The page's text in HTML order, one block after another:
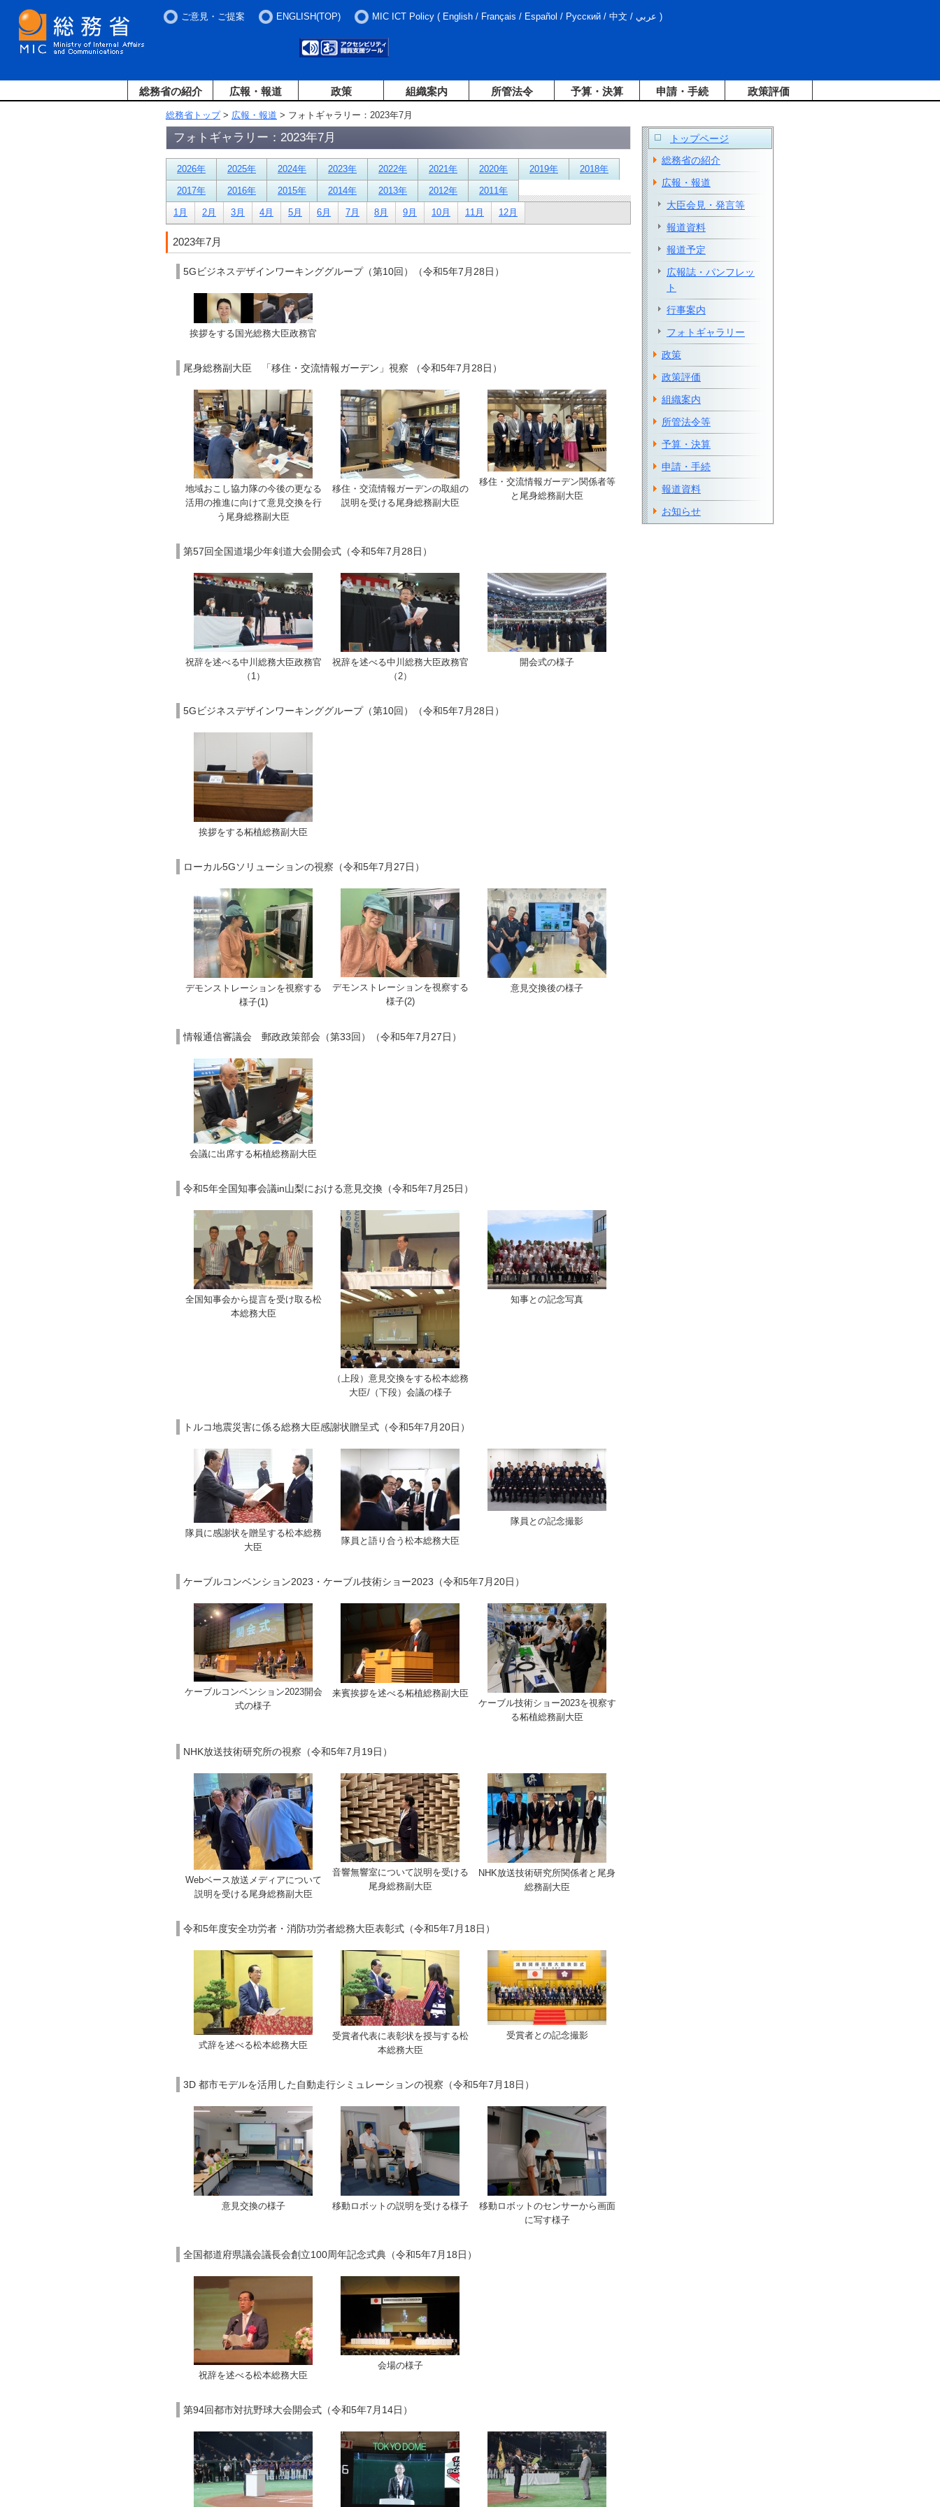
ご意見・ご提案 ENGLISH(TOP) MIC ICT Policy ( English / Français / Español / Русский / 中文 / عربي )
総務省の紹介 広報・報道 政策 組織案内 所管法令 予算・決算 申請・手続 政策評価
総務省トップ> 広報・報道 > フォトギャラリー：2023年7月
フォトギャラリー：2023年7月
2026年 2025年 2024年 2023年 2022年 2021年 2020年 2019年 2018年
2017年 2016年 2015年 2014年 2013年 2012年 2011年
1月 2月 3月 4月 5月 6月 7月 8月 9月 10月 11月 12月
2023年7月
5Gビジネスデザインワーキンググループ（第10回）（令和5年7月28日）
挨拶をする国光総務大臣政務官
尾身総務副大臣 「移住・交流情報ガーデン」視察 （令和5年7月28日）
地域おこし協力隊の今後の更なる
活用の推進に向けて意見交換を行
う尾身総務副大臣
移住・交流情報ガーデンの取組の
説明を受ける尾身総務副大臣
移住・交流情報ガーデン関係者等
と尾身総務副大臣
第57回全国道場少年剣道大会開会式（令和5年7月28日）
祝辞を述べる中川総務大臣政務官
（1）
祝辞を述べる中川総務大臣政務官
（2）
開会式の様子
5Gビジネスデザインワーキンググループ（第10回）（令和5年7月28日）
挨拶をする柘植総務副大臣
ローカル5Gソリューションの視察（令和5年7月27日）
デモンストレーションを視察する
様子(1)
デモンストレーションを視察する
様子(2)
意見交換後の様子
情報通信審議会 郵政政策部会（第33回）（令和5年7月27日）
会議に出席する柘植総務副大臣
令和5年全国知事会議in山梨における意見交換（令和5年7月25日）
全国知事会から提言を受け取る松
本総務大臣
（上段）意見交換をする松本総務
大臣/（下段）会議の様子
知事との記念写真
トルコ地震災害に係る総務大臣感謝状贈呈式（令和5年7月20日）
隊員に感謝状を贈呈する松本総務
大臣
隊員と語り合う松本総務大臣
隊員との記念撮影
ケーブルコンベンション2023・ケーブル技術ショー2023（令和5年7月20日）
ケーブルコンベンション2023開会
式の様子
来賓挨拶を述べる柘植総務副大臣
ケーブル技術ショー2023を視察す
る柘植総務副大臣
NHK放送技術研究所の視察（令和5年7月19日）
Webベース放送メディアについて
説明を受ける尾身総務副大臣
音響無響室について説明を受ける
尾身総務副大臣
NHK放送技術研究所関係者と尾身
総務副大臣
令和5年度安全功労者・消防功労者総務大臣表彰式（令和5年7月18日）
式辞を述べる松本総務大臣
受賞者代表に表彰状を授与する松
本総務大臣
受賞者との記念撮影
3D 都市モデルを活用した自動走行シミュレーションの視察（令和5年7月18日）
意見交換の様子 移動ロボットの説明を受ける様子
移動ロボットのセンサーから画面
に写す様子
全国都道府県議会議長会創立100周年記念式典（令和5年7月18日）
祝辞を述べる松本総務大臣
会場の様子
第94回都市対抗野球大会開会式（令和5年7月14日）
トップページ
総務省の紹介
広報・報道
大臣会見・発言等
報道資料
報道予定
広報誌・パンフレッ
ト
行事案内
フォトギャラリー
政策
政策評価
組織案内
所管法令等
予算・決算
申請・手続
報道資料
お知らせ